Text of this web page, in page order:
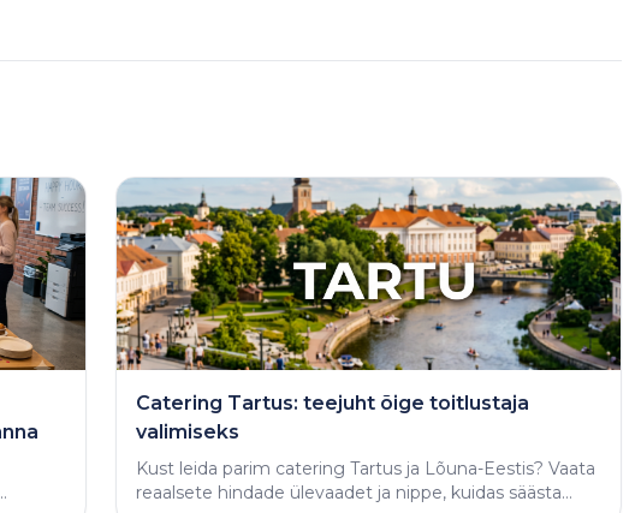
Catering Tartus: teejuht õige toitlustaja
valimiseks
Kust leida parim catering Tartus ja Lõuna-Eestis? Vaata
reaalsete hindade ülevaadet ja nippe, kuidas säästa